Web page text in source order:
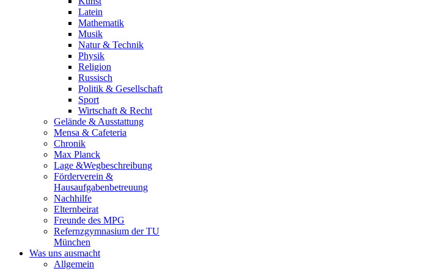
Latein
Mathematik
Musik
Natur & Technik
Physik
Religion
Russisch
Politik & Gesellschaft
Sport
Wirtschaft & Recht
Gelände & Ausstattung
Mensa & Cafeteria
Chronik
Max Planck
Lage &Wegbeschreibung
Förderverein &
Hausaufgabenbetreuung
Nachhilfe
Elternbeirat
Freunde des MPG
Refernzgymnasium der TU
München
Was uns ausmacht
Allgemein